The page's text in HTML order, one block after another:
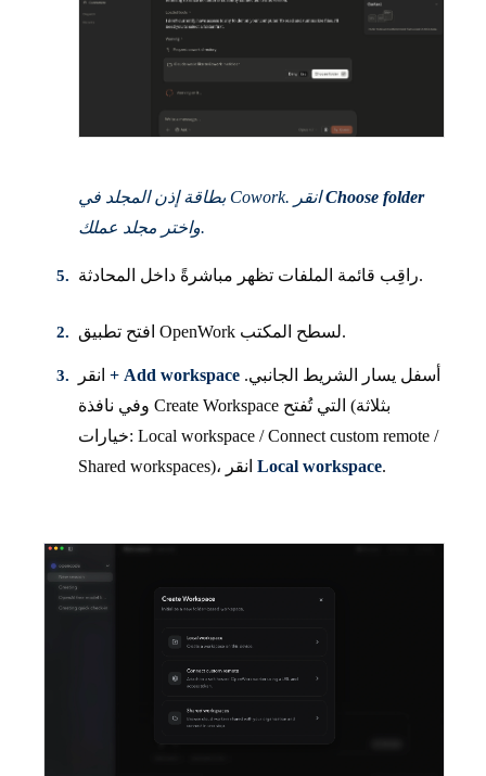
بطاقة إذن المجلد في Cowork. انقرChoose folder
واختر مجلد عملك.
راقِب قائمة الملفات تظهر مباشرةً داخل المحادثة.
افتح تطبيق OpenWork لسطح المكتب.
+ Add workspace
وفي نافذة Create Workspace التي تُفتح (بثلاثة
خيارات: Local workspace / Connect custom remote /
Local workspace.